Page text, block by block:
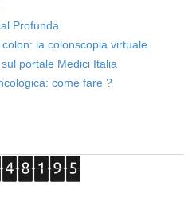
Profunda
la colonscopia virtuale
portale Medici Italia
come fare ?